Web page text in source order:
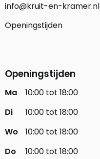
info@kruit-en-kramer.nl
Openingstijden
Openingstijden
Ma
10:00 tot 18:00
Di
10:00 tot 18:00
Wo
10:00 tot 18:00
Do
10:00 tot 18:00